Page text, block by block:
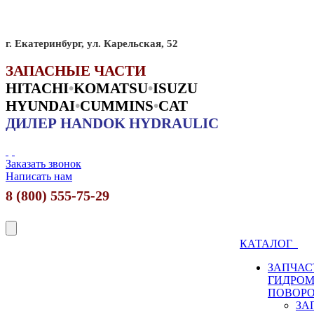
г. Екатеринбург, ул. Карельская, 52
ЗАПАСНЫЕ ЧАСТИ
HITACHI•KOMATSU•ISUZU
HYUNDAI•CUMMINS•CAT
ДИЛЕР HANDOK HYDRAULIC
Заказать звонок
Написать нам
8 (800) 555-75-29
КАТАЛОГ